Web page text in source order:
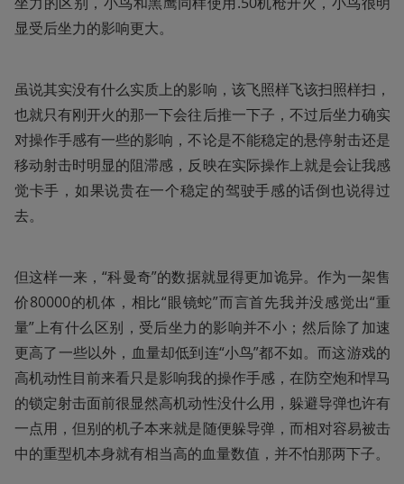
显受后坐力的影响更大。
虽说其实没有什么实质上的影响，该飞照样飞该扫照样扫，
也就只有刚开火的那一下会往后推一下子，不过后坐力确实
对操作手感有一些的影响，不论是不能稳定的悬停射击还是
移动射击时明显的阻滞感，反映在实际操作上就是会让我感
觉卡手，如果说贵在一个稳定的驾驶手感的话倒也说得过
去。
但这样一来，“科曼奇”的数据就显得更加诡异。作为一架售
价80000的机体，相比“眼镜蛇”而言首先我并没感觉出“重
量”上有什么区别，受后坐力的影响并不小；然后除了加速
更高了一些以外，血量却低到连“小鸟”都不如。而这游戏的
高机动性目前来看只是影响我的操作手感，在防空炮和悍马
的锁定射击面前很显然高机动性没什么用，躲避导弹也许有
一点用，但别的机子本来就是随便躲导弹，而相对容易被击
中的重型机本身就有相当高的血量数值，并不怕那两下子。